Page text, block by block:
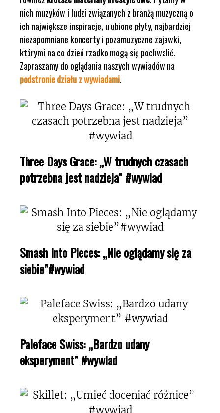
nich muzyków i ludzi związanych z branżą muzyczną o
ich największe inspiracje, ulubione płyty, najbardziej
niezapomniane koncerty i pozamuzyczne zajawki,
którymi na co dzień rzadko mogą się pochwalić.
Zapraszamy do oglądania naszych wywiadów na
podstronie działu z wywiadami.
Three Days Grace: „W trudnych czasach
potrzebna jest nadzieja” #wywiad
Smash Into Pieces: „Nie oglądamy się za
siebie”#wywiad
Paleface Swiss: „Bardzo udany
eksperyment” #wywiad